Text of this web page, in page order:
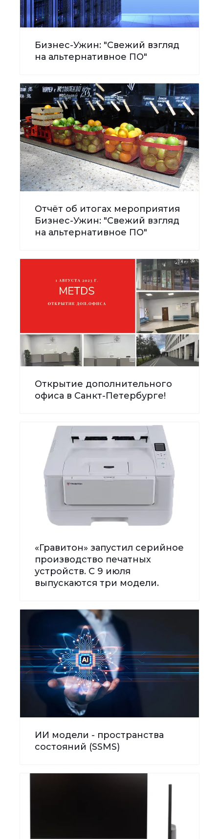
Бизнес-Ужин: "Свежий взгляд
на альтернативное ПО"
Отчёт об итогах мероприятия
Бизнес-Ужин: "Свежий взгляд
на альтернативное ПО"
Открытие дополнительного
офиса в Санкт-Петербурге!
«Гравитон» запустил серийное
производство печатных
устройств. С 9 июля
выпускаются три модели.
ИИ модели - пространства
состояний (SSMS)